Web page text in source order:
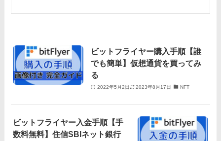
ビットフライヤー購入手順【誰
でも簡単】仮想通貨を買ってみ
る
2022年5月2日 2023年8月17日 NFT
ビットフライヤー入金手順【手
数料無料】住信SBIネット銀行